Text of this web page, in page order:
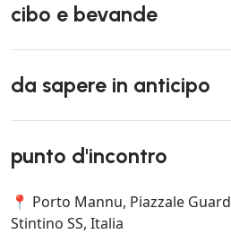
cibo e bevande
da sapere in anticipo
punto d'incontro
📍 Porto Mannu, Piazzale
Stintino SS, Italia